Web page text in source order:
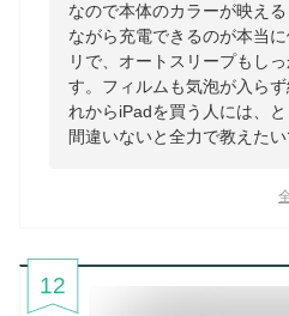
なので本体のカラーが映え
ながら充電できるのが本当
リで、オートスリープもし
す。フィルムも気泡が入ら
れからiPadを買う人には、
間違いないと全力で教えたい
12